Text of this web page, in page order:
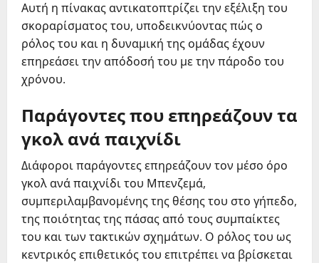
Αυτή η πίνακας αντικατοπτρίζει την εξέλιξη του
σκοραρίσματος του, υποδεικνύοντας πώς ο
ρόλος του και η δυναμική της ομάδας έχουν
επηρεάσει την απόδοσή του με την πάροδο του
χρόνου.
Παράγοντες που επηρεάζουν τα
γκολ ανά παιχνίδι
Διάφοροι παράγοντες επηρεάζουν τον μέσο όρο
γκολ ανά παιχνίδι του Μπενζεμά,
συμπεριλαμβανομένης της θέσης του στο γήπεδο,
της ποιότητας της πάσας από τους συμπαίκτες
του και των τακτικών σχημάτων. Ο ρόλος του ως
κεντρικός επιθετικός του επιτρέπει να βρίσκεται